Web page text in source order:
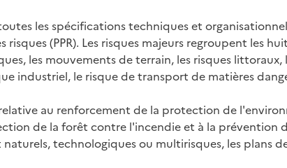
les spécifications techniques et
(PPR). Les risques majeurs regroupent les
les mouvements de terrain, les risques littoraux,
industriel, le risque de transport de matières
au renforcement de la protection de
de la forêt contre l'incendie et à la prévention
technologiques ou multirisques, les plans